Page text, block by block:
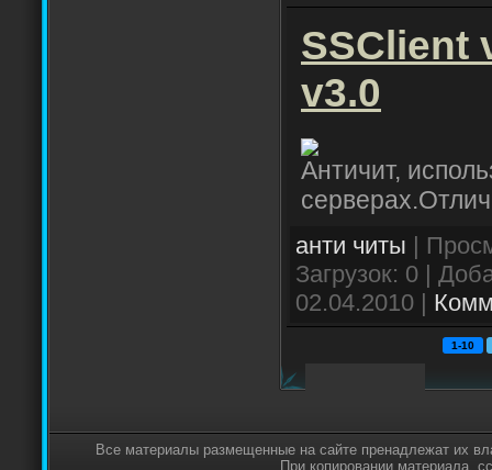
SSClient
v3.0
Античит,
анти читы |
Загрузок: 0 |
02.04.2010 |
1-10
Все материалы размещенные на сайте пренадлежат их
При копировании материала,